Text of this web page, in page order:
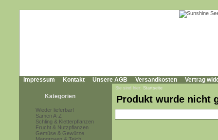
Impressum Kontakt Unsere AGB Versandkosten Vertrag
Kategorien
Wieder lieferbar!
Samen A-Z
Schling & Kletterpflanzen
Frucht & Nutzpflanzen
Gemüse & Gewürze
Sie sind hier: Startseite
Produkt wurde nicht